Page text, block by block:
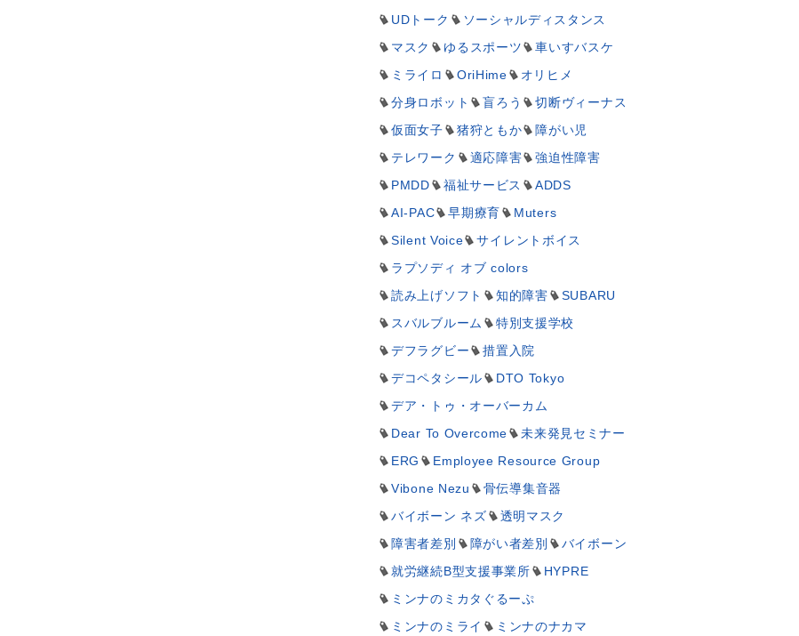
UDトーク
ソーシャルディスタンス
マスク
ゆるスポーツ
車いすバスケ
ミライロ
OriHime
オリヒメ
分身ロボット
盲ろう
切断ヴィーナス
仮面女子
猪狩ともか
障がい児
テレワーク
適応障害
強迫性障害
PMDD
福祉サービス
ADDS
AI-PAC
早期療育
Muters
Silent Voice
サイレントボイス
ラプソディ オブ colors
読み上げソフト
知的障害
SUBARU
スバルブルーム
特別支援学校
デフラグビー
措置入院
デコペタシール
DTO Tokyo
デア・トゥ・オーバーカム
Dear To Overcome
未来発見セミナー
ERG
Employee Resource Group
Vibone Nezu
骨伝導集音器
バイボーン ネズ
透明マスク
障害者差別
障がい者差別
バイボーン
就労継続B型支援事業所
HYPRE
ミンナのミカタぐるーぷ
ミンナのミライ
ミンナのナカマ